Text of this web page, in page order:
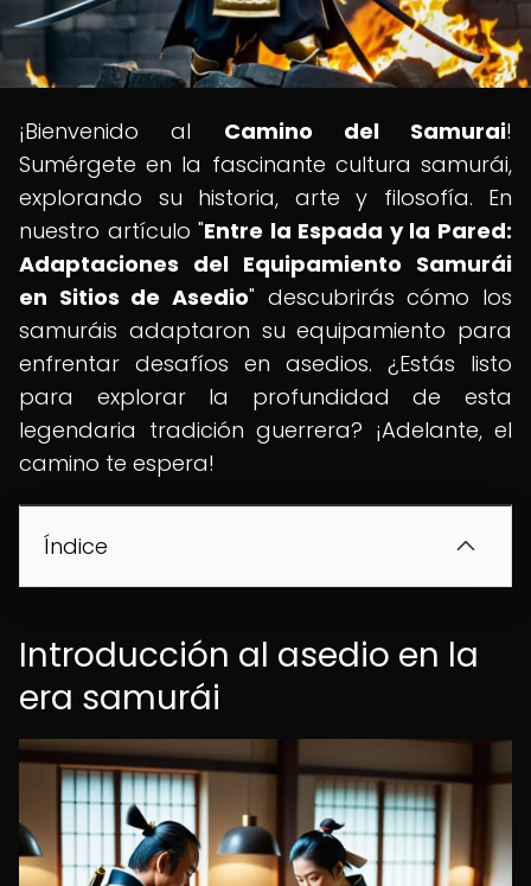
¡Bienvenido al Camino del Samurai!
Sumérgete en la fascinante cultura samurái,
explorando su historia, arte y filosofía. En
nuestro artículo "Entre la Espada y la Pared:
Adaptaciones del Equipamiento Samurái
en Sitios de Asedio" descubrirás cómo los
samuráis adaptaron su equipamiento para
enfrentar desafíos en asedios. ¿Estás listo
para explorar la profundidad de esta
legendaria tradición guerrera? ¡Adelante, el
camino te espera!
Índice
Introducción al asedio en la
era samurái